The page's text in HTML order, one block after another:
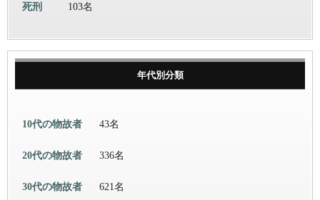
死刑 103名
年代別分類
10代の物故者 43名
20代の物故者 336名
30代の物故者 621名